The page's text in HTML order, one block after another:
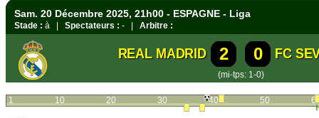
Sam. 20 Décembre 2025, 21h00 - ESPAGNE - Liga
Stade : à | Spectateurs : - | Arbitre :
REAL MADRID 2 0 FC
(mi-tps: 1-0)
1 10 20 30 40 50